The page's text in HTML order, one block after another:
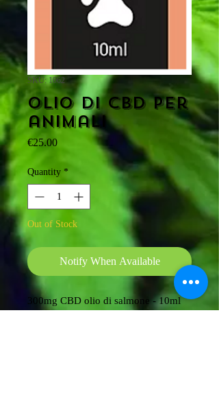
SKU: 1062
Olio di CBD per
animali
€25.00Price
Quantity *
Out of Stock
Notify When Available
300mg CBD olio di salmone - 10ml